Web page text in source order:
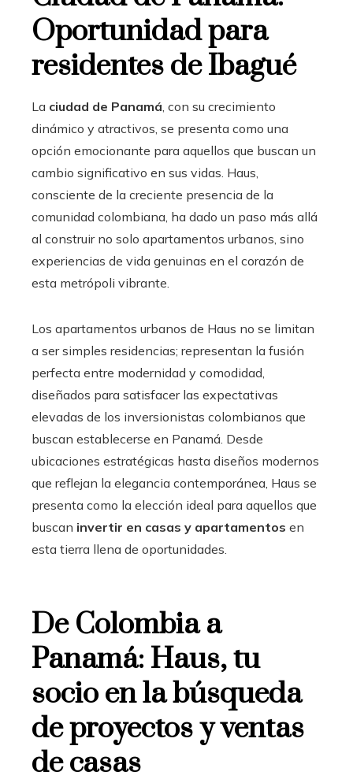
Oportunidad para
residentes de Ibagué
La ciudad de Panamá, con su crecimiento
dinámico y atractivos, se presenta como una
opción emocionante para aquellos que buscan un
cambio significativo en sus vidas. Haus,
consciente de la creciente presencia de la
comunidad colombiana, ha dado un paso más allá
al construir no solo apartamentos urbanos, sino
experiencias de vida genuinas en el corazón de
esta metrópoli vibrante.
Los apartamentos urbanos de Haus no se limitan
a ser simples residencias; representan la fusión
perfecta entre modernidad y comodidad,
diseñados para satisfacer las expectativas
elevadas de los inversionistas colombianos que
buscan establecerse en Panamá. Desde
ubicaciones estratégicas hasta diseños modernos
que reflejan la elegancia contemporánea, Haus se
presenta como la elección ideal para aquellos que
buscan invertir en casas y apartamentos en
esta tierra llena de oportunidades.
De Colombia a
Panamá: Haus, tu
socio en la búsqueda
de proyectos y ventas
de casas